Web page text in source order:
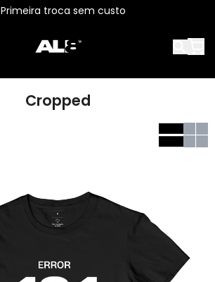
Primeira troca sem custo
Cropped